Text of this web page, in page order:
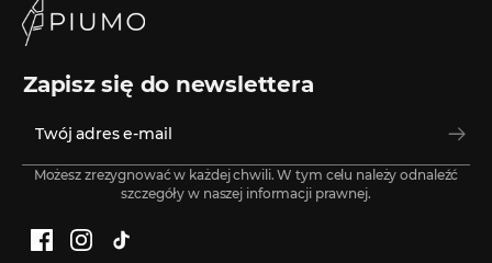
Zapisz się do newslettera
Możesz zrezygnować w każdej chwili. W tym celu należy odnaleźć
szczegóły w naszej informacji prawnej.
Facebook
Instagram
TikTok